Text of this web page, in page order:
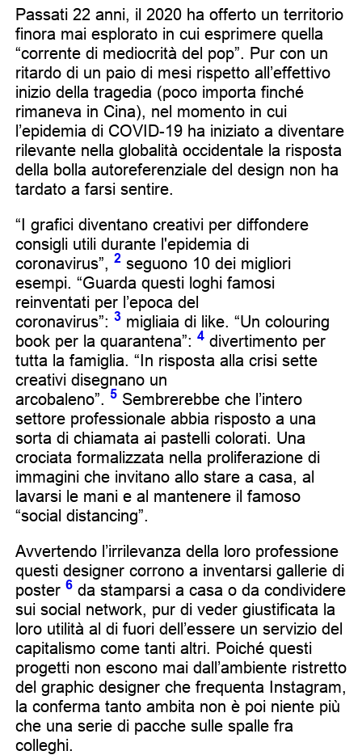
Passati 22 anni, il 2020 ha offerto un territorio
finora mai esplorato in cui esprimere quella
“corrente di mediocrità del pop”. Pur con un
ritardo di un paio di mesi rispetto all’effettivo
inizio della tragedia (poco importa finché
rimaneva in Cina), nel momento in cui
l’epidemia di COVID-​19 ha iniziato a diventare
rilevante nella globalità occidentale la risposta
della bolla autoreferenziale del design non ha
tardato a farsi sentire.
“I grafici diventano creativi per diffondere
consigli utili durante l'epidemia di
coronavirus”, 2 seguono 10 dei migliori
esempi. “Guarda questi loghi famosi
reinventati per l’epoca del
coronavirus”: 3 migliaia di like. “Un colouring
book per la quarantena”: 4 divertimento per
tutta la famiglia. “In risposta alla crisi sette
creativi disegnano un
arcobaleno”. 5 Sembrerebbe che l’intero
settore professionale abbia risposto a una
sorta di chiamata ai pastelli colorati. Una
crociata formalizzata nella proliferazione di
immagini che invitano allo stare a casa, al
lavarsi le mani e al mantenere il famoso
“social distancing”.
Avvertendo l’irrilevanza della loro professione
questi designer corrono a inventarsi gallerie di
poster 6 da stamparsi a casa o da condividere
sui social network, pur di veder giustificata la
loro utilità al di fuori dell’essere un servizio del
capitalismo come tanti altri. Poiché questi
progetti non escono mai dall’ambiente ristretto
del graphic designer che frequenta Instagram,
la conferma tanto ambita non è poi niente più
che una serie di pacche sulle spalle fra
colleghi.